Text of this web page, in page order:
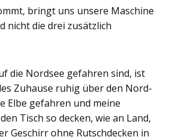
bringt uns unsere Maschine
nicht die drei zusätzlich
die Nordsee gefahren sind, ist
Zuhause ruhig über den Nord-
Elbe gefahren und meine
Tisch so decken, wie an Land,
Geschirr ohne Rutschdecken in